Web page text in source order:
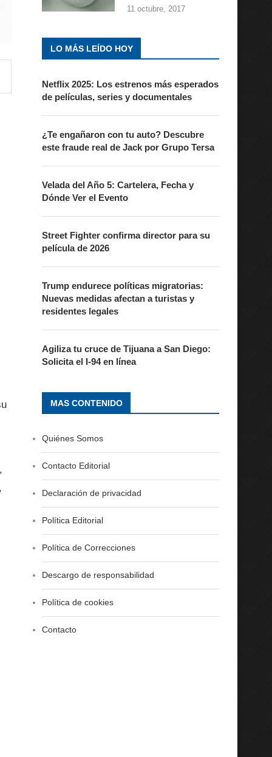
11 octubre, 2017
LO MÁS LEÍDO HOY
Netflix 2025: Los estrenos más esperados
de películas, series y documentales
¿Te engañaron con tu auto? Descubre
este fraude real de Jack por Grupo Tersa
Velada del Año 5: Cartelera, Fecha y
Dónde Ver el Evento
Street Fighter confirma director para su
película de 2026
Trump endurece políticas migratorias:
Nuevas medidas afectan a turistas y
residentes legales
Agiliza tu cruce de Tijuana a San Diego:
Solicita el I-94 en línea
MAS CONTENIDO
Quiénes Somos
Contacto Editorial
Declaración de privacidad
Política Editorial
Política de Correcciones
Descargo de responsabilidad
Política de cookies
Contacto